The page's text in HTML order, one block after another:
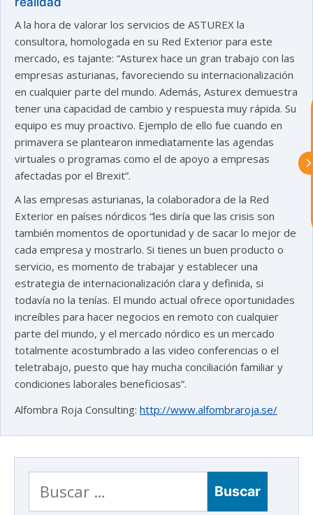
A la hora de valorar los servicios de ASTUREX la
consultora, homologada en su Red Exterior para este
mercado, es tajante: “Asturex hace un gran trabajo con las
empresas asturianas, favoreciendo su internacionalización
en cualquier parte del mundo. Además, Asturex demuestra
tener una capacidad de cambio y respuesta muy rápida. Su
equipo es muy proactivo. Ejemplo de ello fue cuando en
primavera se plantearon inmediatamente las agendas
virtuales o programas como el de apoyo a empresas
afectadas por el Brexit”.
A las empresas asturianas, la colaboradora de la Red
Exterior en países nórdicos “les diría que las crisis son
también momentos de oportunidad y de sacar lo mejor de
cada empresa y mostrarlo. Si tienes un buen producto o
servicio, es momento de trabajar y establecer una
estrategia de internacionalización clara y definida, si
todavía no la tenías. El mundo actual ofrece oportunidades
increíbles para hacer negocios en remoto con cualquier
parte del mundo, y el mercado nórdico es un mercado
totalmente acostumbrado a las video conferencias o el
teletrabajo, puesto que hay mucha conciliación familiar y
condiciones laborales beneficiosas”.
Alfombra Roja Consulting: http://www.alfombraroja.se/
Buscar:
astu
¡Hola, soy Astu
Estoy aquí para
ayudarte con la internacionalización de
tu empresa e informarte sobre los
eventos y actividades que lleva a cabo
Asturex.
aceptas nuestrapolítica de privacidad
¿En que te puedo ayudar hoy?